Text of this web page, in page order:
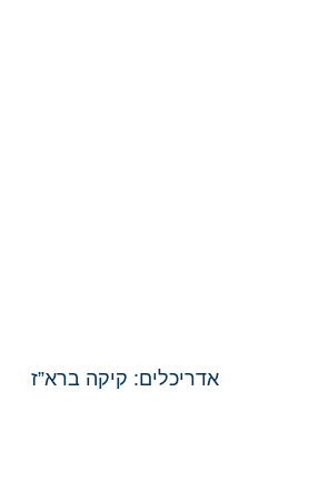
אדריכלים: קיקה ברא”ז